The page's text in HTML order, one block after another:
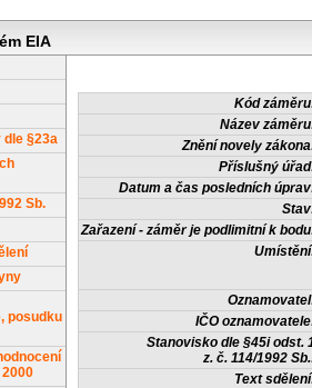
EIA
dle §23a
Sb.
posudku
Kód
Název
Znění novely
Příslušný
Datum a čas posledních
Zařazení - záměr je podlimitní k
IČO
Stanovisko dle §45i odst.
z. č. 114/1992
Text